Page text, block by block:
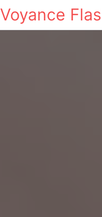
Voyance